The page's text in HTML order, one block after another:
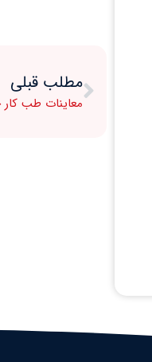
مطلب قبلی
معاینات طب